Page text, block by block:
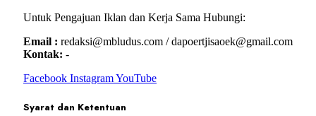
Untuk Pengajuan Iklan dan Kerja Sama Hubungi:
Email : redaksi@mbludus.com / dapoertjisaoek@gmail.com
Kontak: -
Facebook InstagramYouTube
Syarat dan Ketentuan